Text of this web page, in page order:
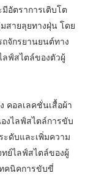
อัตราการเติบโต
สายลุยทางฝุ่น โดย
จักรยานยนต์ทาง
ลฟ์สไตล์ของตัวผู้
คอลเลคชั่นเสื้อผ้า
งไลฟ์สไตล์การขับ
ะดับและเพิ่มความ
ย์ไลฟ์สไตล์ของผู้
คนิคการขับขี่